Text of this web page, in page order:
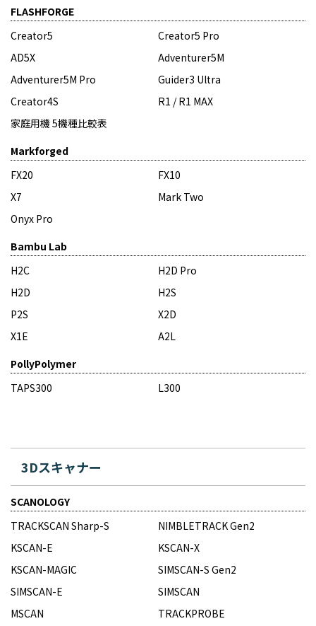
FLASHFORGE
Creator5
Creator5 Pro
AD5X
Adventurer5M
Adventurer5M Pro
Guider3 Ultra
Creator4S
R1 / R1 MAX
家庭用機 5機種比較表
Markforged
FX20
FX10
X7
Mark Two
Onyx Pro
Bambu Lab
H2C
H2D Pro
H2D
H2S
P2S
X2D
X1E
A2L
PollyPolymer
TAPS300
L300
3Dスキャナー
SCANOLOGY
TRACKSCAN Sharp-S
NIMBLETRACK Gen2
KSCAN-E
KSCAN-X
KSCAN-MAGIC
SIMSCAN-S Gen2
SIMSCAN-E
SIMSCAN
MSCAN
TRACKPROBE